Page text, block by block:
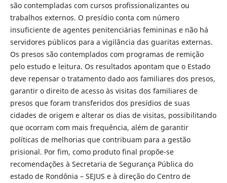
são contempladas com cursos profissionalizantes ou
trabalhos externos. O presídio conta com número
insuficiente de agentes penitenciárias femininas e não há
servidores públicos para a vigilância das guaritas externas.
Os presos são contemplados com programas de remição
pelo estudo e leitura. Os resultados apontam que o Estado
deve repensar o tratamento dado aos familiares dos presos,
garantir o direito de acesso às visitas dos familiares de
presos que foram transferidos dos presídios de suas
cidades de origem e alterar os dias de visitas, possibilitando
que ocorram com mais frequência, além de garantir
políticas de melhorias que contribuam para a gestão
prisional. Por fim, como produto final propõe-se
recomendações à Secretaria de Segurança Pública do
estado de Rondônia – SEJUS e à direção do Centro de